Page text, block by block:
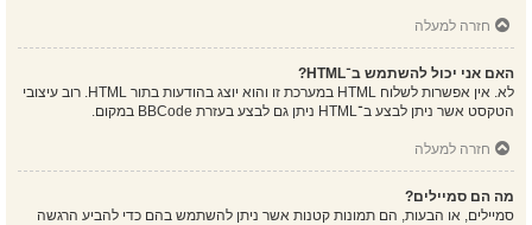
חזרה למעלה
האם אני יכול להשתמש ב־HTML?
לא. אין אפשרות לשלוח HTML במערכת זו והוא יוצג בהודעות בתור HTML. רוב עיצובי
הטקסט אשר ניתן לבצע ב־HTML ניתן גם לבצע בעזרת BBCode במקום.
חזרה למעלה
מה הם סמיילים?
סמיילים, או הבעות, הם תמונות קטנות אשר ניתן להשתמש בהם כדי להביע הרגשה